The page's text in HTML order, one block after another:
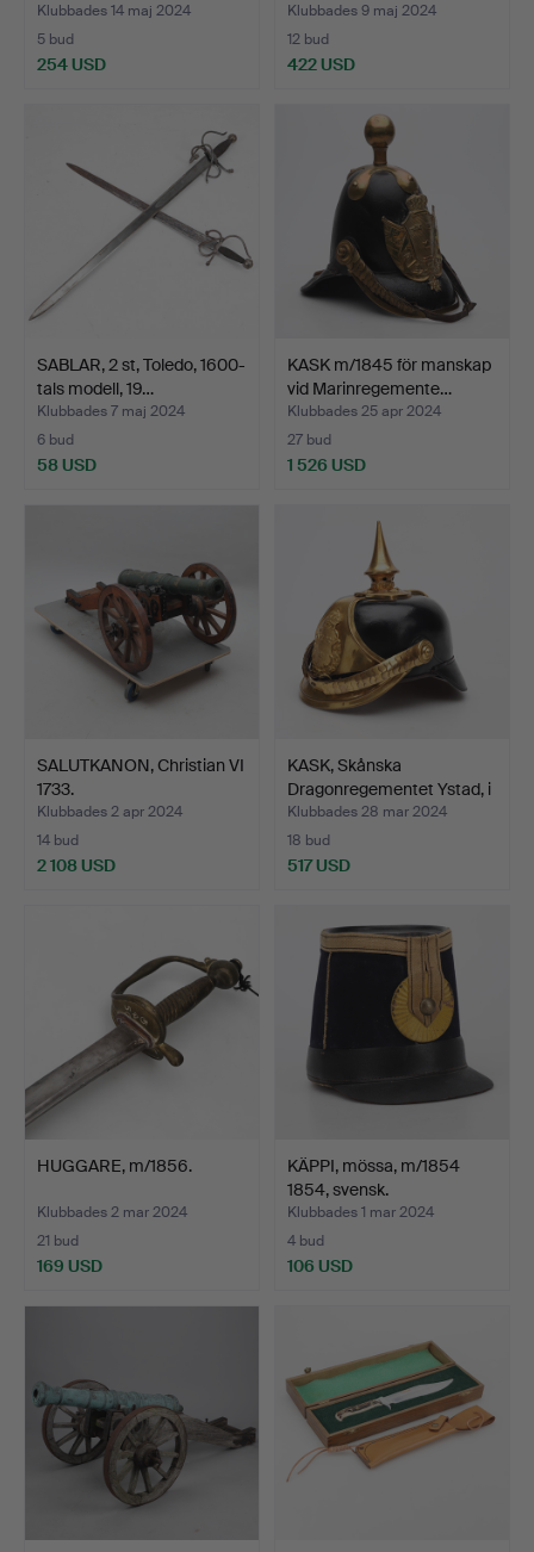
Klubbades 14 maj 2024
5 bud
254 USD
Klubbades 9 maj 2024
12 bud
422 USD
SABLAR, 2 st, Toledo, 1600-
tals modell, 19…
Klubbades 7 maj 2024
6 bud
58 USD
KASK m/1845 för manskap
vid Marinregemente…
Klubbades 25 apr 2024
27 bud
1 526 USD
SALUTKANON, Christian VI
1733.
Klubbades 2 apr 2024
14 bud
2 108 USD
KASK, Skånska
Dragonregementet Ystad, i
or…
Klubbades 28 mar 2024
18 bud
517 USD
HUGGARE, m/1856.
Klubbades 2 mar 2024
21 bud
169 USD
KÄPPI, mössa, m/1854
1854, svensk.
Klubbades 1 mar 2024
4 bud
106 USD